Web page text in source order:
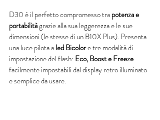
D30 è il perfetto compromesso tra potenza e
portabilità grazie alla sua leggerezza e le sue
dimensioni (le stesse di un B10X Plus). Presenta
una luce pilota a led Bicolor e tre modalità di
impostazione del flash: Eco, Boost e Freeze
facilmente impostabili dal display retro illuminato
e semplice da usare.